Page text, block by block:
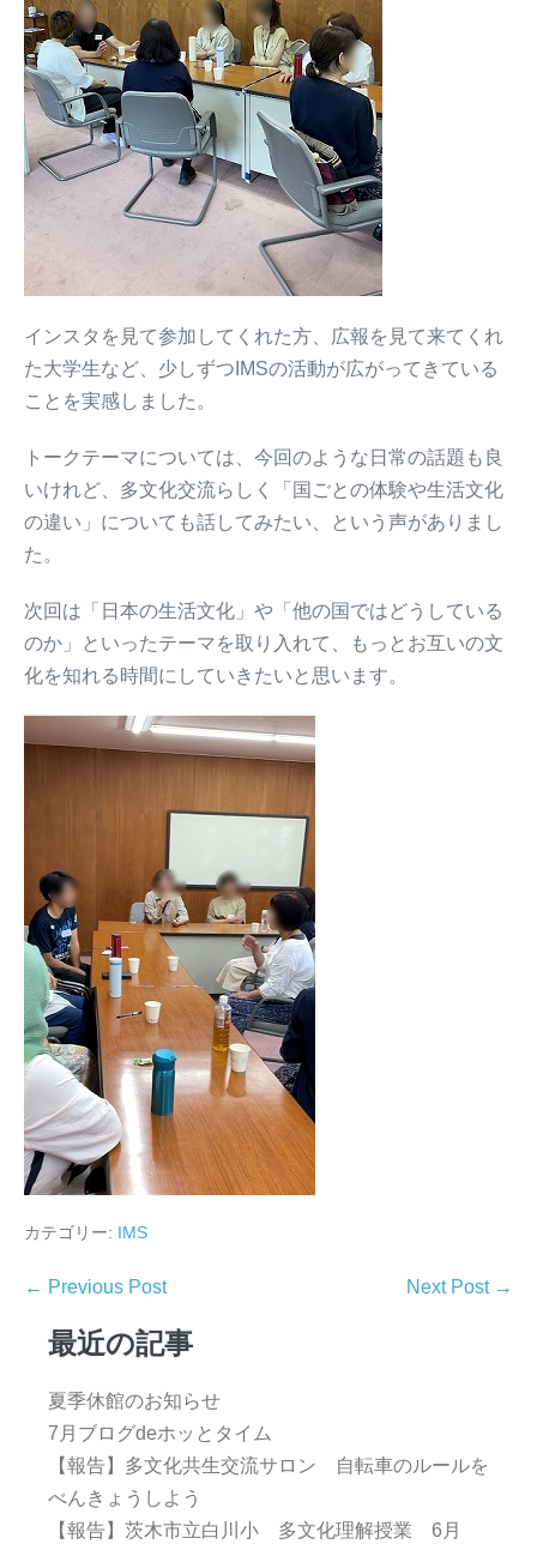
インスタを見て参加してくれた方、広報を見て来てくれ
た大学生など、少しずつIMSの活動が広がってきている
ことを実感しました。
トークテーマについては、今回のような日常の話題も良
いけれど、多文化交流らしく「国ごとの体験や生活文化
の違い」についても話してみたい、という声がありまし
た。
次回は「日本の生活文化」や「他の国ではどうしている
のか」といったテーマを取り入れて、もっとお互いの文
化を知れる時間にしていきたいと思います。
カテゴリー: IMS
← Previous Post Next Post →
最近の記事
夏季休館のお知らせ
7月ブログdeホッとタイム
【報告】多文化共生交流サロン 自転車のルールを
べんきょうしよう
【報告】茨木市立白川小 多文化理解授業 6月